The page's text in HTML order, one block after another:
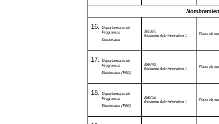
Departamento de
Programas
Electorales
361367,
Asistente Administrativo 1
Plaza de
Departamento de
Programas
Electorales (PAE)
368740,
Asistente Administrativo 1
Plaza de
Departamento de
Programas
Electorales (PAE)
368753,
Asistente Administrativo 1
Plaza de